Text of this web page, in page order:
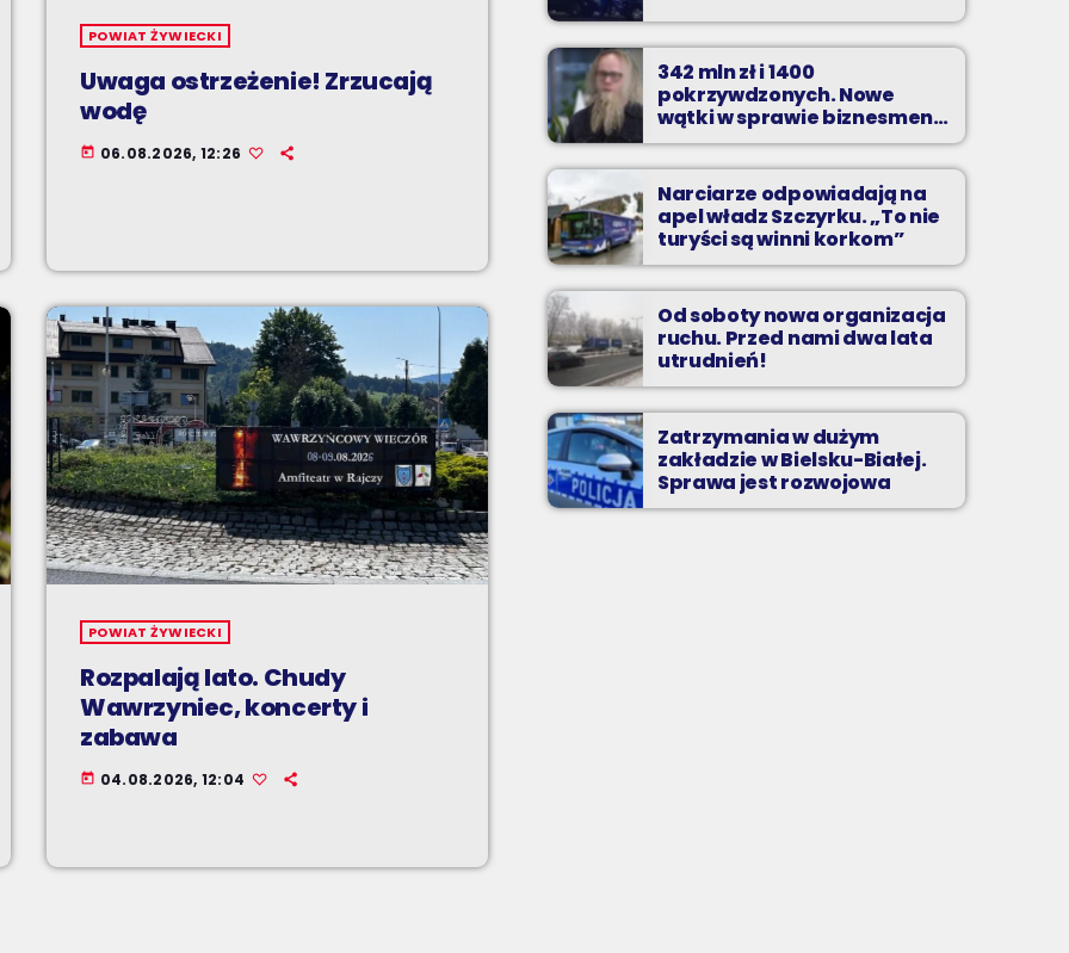
POWIAT ŻYWIECKI
Uwaga ostrzeżenie! Zrzucają
wodę
today 06.08.2026, 12:26
POWIAT ŻYWIECKI
Rozpalają lato. Chudy
Wawrzyniec, koncerty i
zabawa
today 04.08.2026, 12:04
342 mln zł i 1400
pokrzywdzonych. Nowe
wątki w sprawie biznesmena
z Bielska-Białej
Narciarze odpowiadają na
apel władz Szczyrku. „To nie
turyści są winni korkom”
Od soboty nowa organizacja
ruchu. Przed nami dwa lata
utrudnień!
Zatrzymania w dużym
zakładzie w Bielsku-Białej.
Sprawa jest rozwojowa